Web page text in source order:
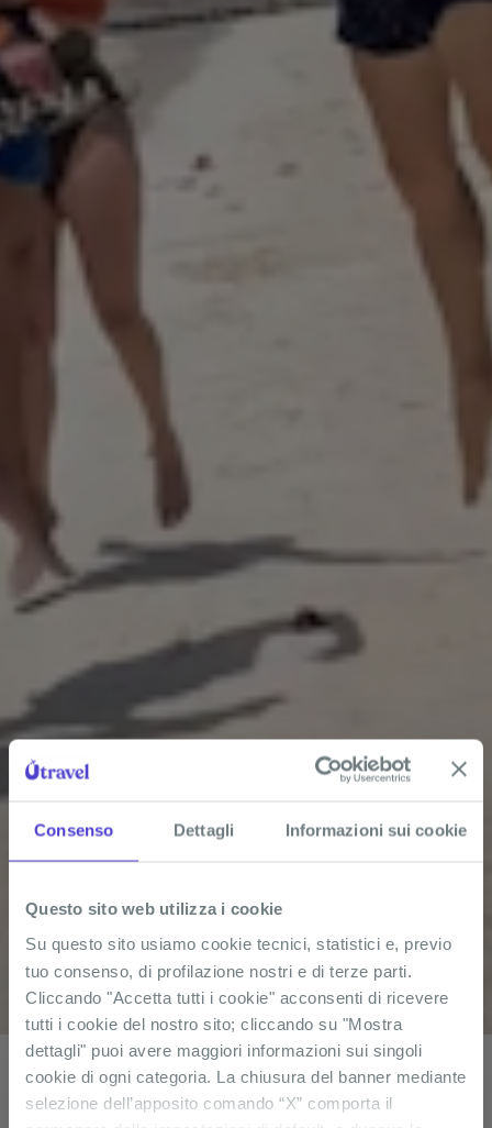
Consenso Dettagli Informazioni sui cookie
Questo sito web utilizza i cookie
Su questo sito usiamo cookie tecnici, statistici e, previo
tuo consenso, di profilazione nostri e di terze parti.
Cliccando "Accetta tutti i cookie" acconsenti di ricevere
tutti i cookie del nostro sito; cliccando su "Mostra
dettagli" puoi avere maggiori informazioni sui singoli
cookie di ogni categoria. La chiusura del banner mediante
selezione dell’apposito comando “X” comporta il
Volo + Hotel Solo Hotel
Dove vuoi andare?